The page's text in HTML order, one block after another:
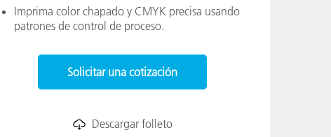
Imprima color chapado y CMYK precisa usando
patrones de control de proceso.
Solicitar una cotización
Descargar folleto